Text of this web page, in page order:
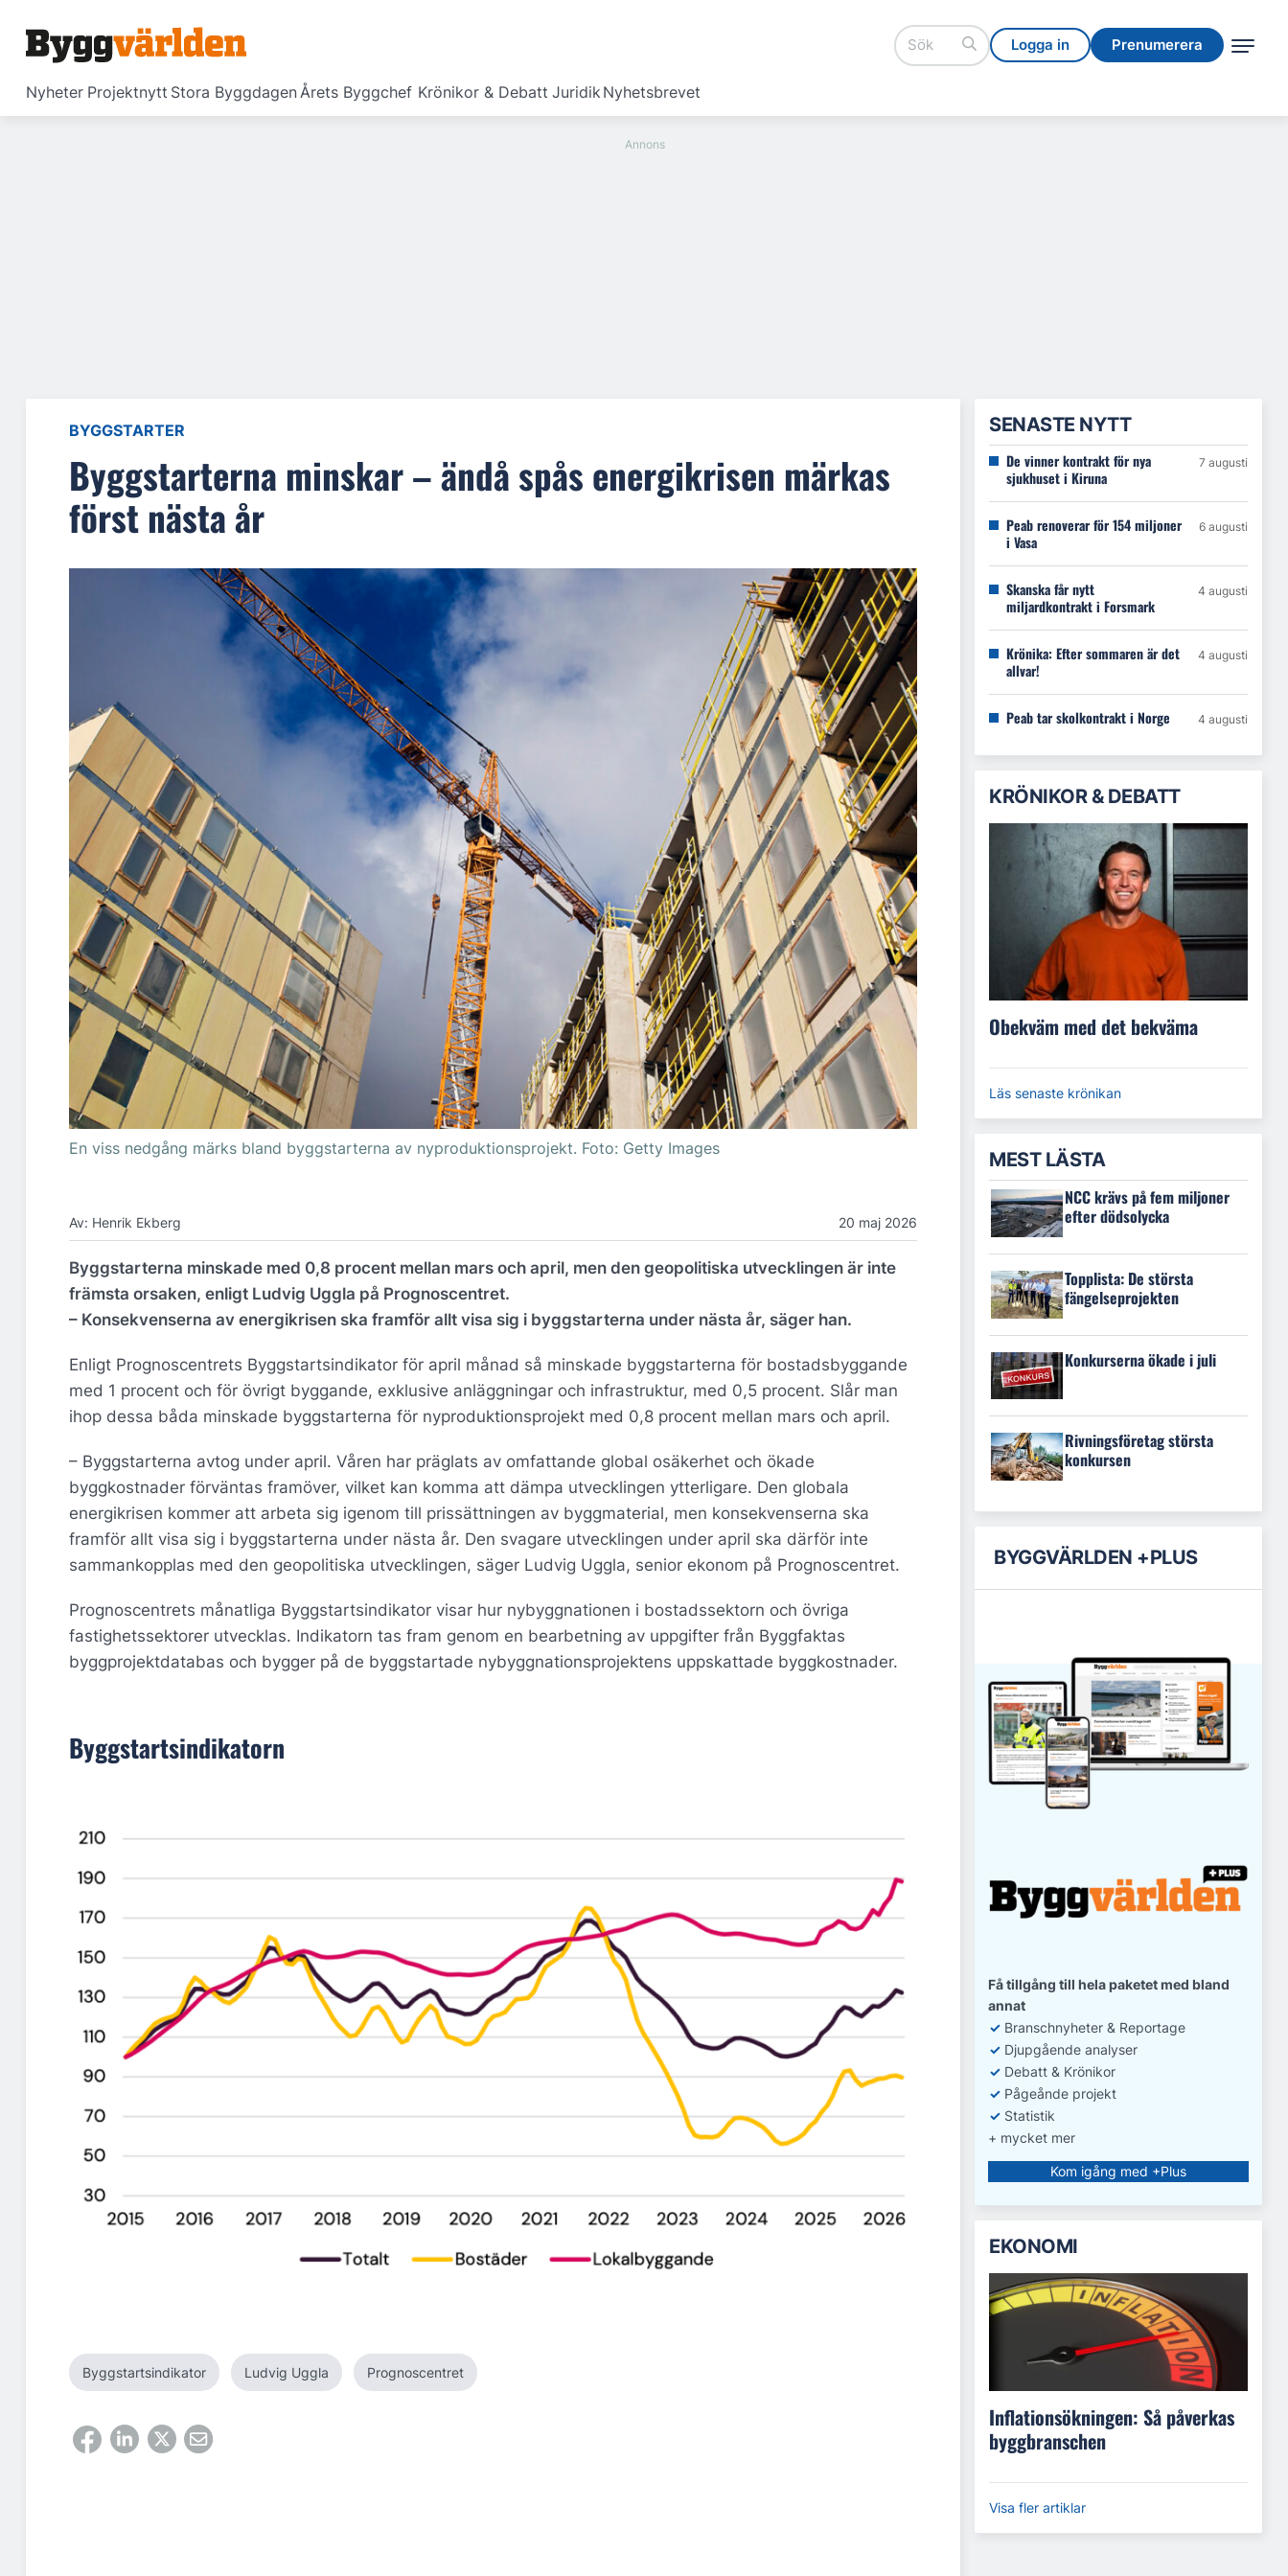
Logga in Prenumerera
Nyheter Projektnytt Stora ByggdagenÅrets Byggchef Krönikor & Debatt JuridikNyhetsbrevet
Logga in Prenumerera
BYGGSTARTER
Byggstarterna minskar – ändå spås energikrisen märkas
först nästa år
En viss nedgång märks bland byggstarterna av nyproduktionsprojekt. Foto: Getty Images
Av: Henrik Ekberg 20 maj 2026
Byggstarterna minskade med 0,8 procent mellan mars och april, men den geopolitiska utvecklingen är inte
främsta orsaken, enligt Ludvig Uggla på Prognoscentret.
– Konsekvenserna av energikrisen ska framför allt visa sig i byggstarterna under nästa år, säger han.
Enligt Prognoscentrets Byggstartsindikator för april månad så minskade byggstarterna för bostadsbyggande
med 1 procent och för övrigt byggande, exklusive anläggningar och infrastruktur, med 0,5 procent. Slår man
ihop dessa båda minskade byggstarterna för nyproduktionsprojekt med 0,8 procent mellan mars och april.
– Byggstarterna avtog under april. Våren har präglats av omfattande global osäkerhet och ökade
byggkostnader förväntas framöver, vilket kan komma att dämpa utvecklingen ytterligare. Den globala
energikrisen kommer att arbeta sig igenom till prissättningen av byggmaterial, men konsekvenserna ska
framför allt visa sig i byggstarterna under nästa år. Den svagare utvecklingen under april ska därför inte
sammankopplas med den geopolitiska utvecklingen, säger Ludvig Uggla, senior ekonom på Prognoscentret.
Prognoscentrets månatliga Byggstartsindikator visar hur nybyggnationen i bostadssektorn och övriga
fastighetssektorer utvecklas. Indikatorn tas fram genom en bearbetning av uppgifter från Byggfaktas
byggprojektdatabas och bygger på de byggstartade nybyggnationsprojektens uppskattade byggkostnader.
Byggstartsindikatorn
Byggstartsindikator Ludvig Uggla Prognoscentret
SENASTE NYTT
De vinner kontrakt för nya
sjukhuset i Kiruna
7 augusti
Peab renoverar för 154 miljoner
i Vasa
6 augusti
Skanska får nytt
miljardkontrakt i Forsmark
4 augusti
Krönika: Efter sommaren är det
allvar!
4 augusti
Peab tar skolkontrakt i Norge 4 augusti
KRÖNIKOR & DEBATT
Obekväm med det bekväma
Läs senaste krönikan
MEST LÄSTA
NCC krävs på fem miljoner
efter dödsolycka
Topplista: De största
fängelseprojekten
Konkurserna ökade i juli
Rivningsföretag största
konkursen
BYGGVÄRLDEN +PLUS
Få tillgång till hela paketet med bland
annat
✓ Branschnyheter & Reportage
✓ Djupgående analyser
✓ Debatt & Krönikor
✓ Pågeånde projekt
✓ Statistik
+ mycket mer
Kom igång med +Plus
EKONOMI
Inflationsökningen: Så påverkas
byggbranschen
Visa fler artiklar